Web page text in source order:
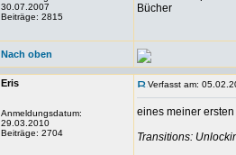
30.07.2007
Beiträge: 2815
Bücher
Nach oben
Eris
Anmeldungsdatum:
29.03.2010
Beiträge: 2704
Verfasst am:
eines meiner
Transitions: